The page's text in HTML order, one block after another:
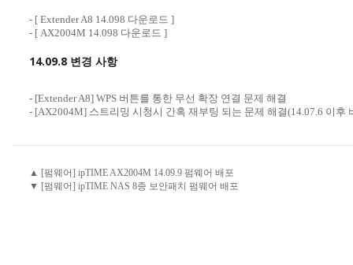
- [ Extender A8 14.098 다운로드 ]
- [ AX2004M 14.098 다운로드 ]
14.09.8 변경 사항
- [Extender A8] WPS 버튼를 통한 무선 확장 연결 문제 해결
- [AX2004M] 스트리밍 시청시 간혹 재부팅 되는 문제 해결(14.07.6 이후
▲ [펌웨어] ipTIME AX2004M 14.09.9 펌웨어 배포
▼ [펌웨어] ipTIME NAS 8종 보안패치 펌웨어 배포